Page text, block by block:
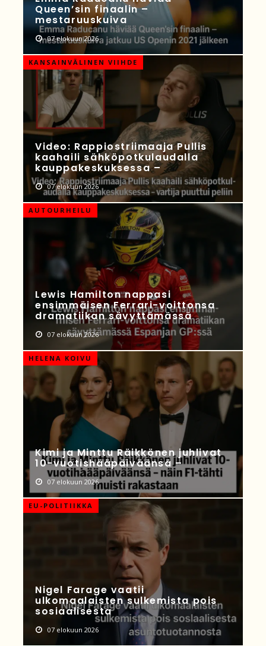
Queen’sin finaalin –
mestaruuskuiva
07 elokuun 2026
KANSAINVÄLINEN VIIHDE
Video: Rappiostriimaaja Pullis
kaahaili sähköpotkulaudalla
kauppakeskuksessa –
07 elokuun 2026
AUTOURHEILU
Lewis Hamilton nappasi
ensimmäisen Ferrari-voittonsa
dramatiikan sävyttämässä
07 elokuun 2026
HELENA KOIVU
Kimi ja Minttu Räikkönen juhlivat
10-vuotishääpäiväänsä –
07 elokuun 2026
EU-POLITIIKKA
Nigel Farage vaatii
ulkomaalaisten sulkemista pois
sosiaalisesta
07 elokuun 2026